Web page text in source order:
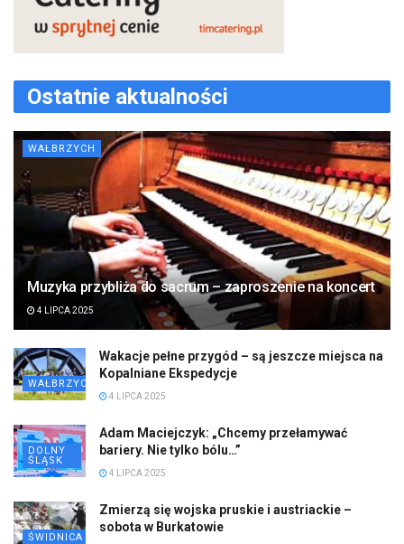
Ostatnie aktualności
WAŁBRZYCH
Muzyka przybliża do sacrum – zaproszenie na koncert
4 LIPCA 2025
WAŁBRZYCH
Wakacje pełne przygód – są jeszcze miejsca na
Kopalniane Ekspedycje
4 LIPCA 2025
DOLNY
ŚLĄSK
Adam Maciejczyk: „Chcemy przełamywać
bariery. Nie tylko bólu…”
4 LIPCA 2025
ŚWIDNICA
Zmierzą się wojska pruskie i austriackie –
sobota w Burkatowie